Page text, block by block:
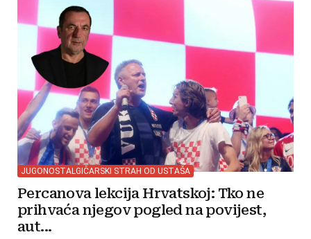
JUGONOSTALGIČARSKI STRAH OD USTAŠA
Percanova lekcija Hrvatskoj: Tko ne
prihvaća njegov pogled na povijest,
aut...